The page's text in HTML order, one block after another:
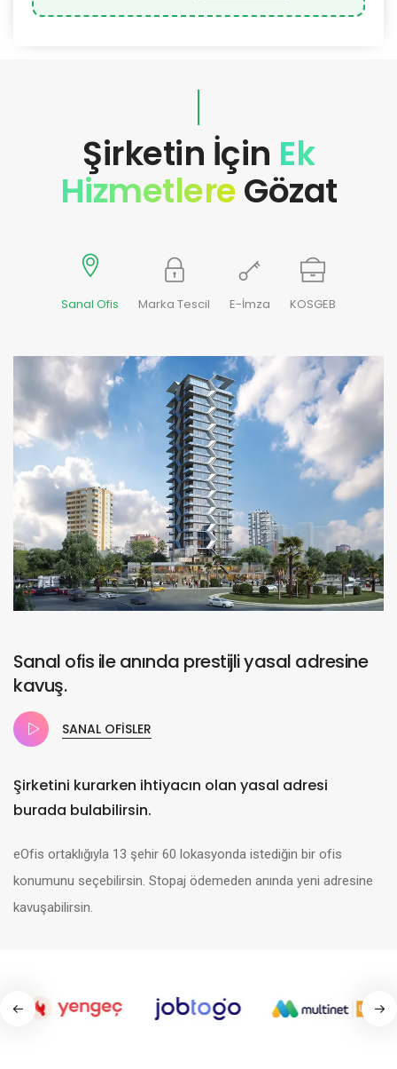
Şirketin İçin Ek
HizmetlereGözat
Sanal Ofis Marka Tescil E-İmza KOSGEB
Sanal ofis ile anında prestijli yasal adresine
kavuş.
SANAL OFISLER
Şirketini kurarken ihtiyacın olan yasal adresi
burada bulabilirsin.
eOfis ortaklığıyla 13 şehir 60 lokasyonda istediğin bir ofis
konumunu seçebilirsin. Stopaj ödemeden anında yeni adresine
kavuşabilirsin.